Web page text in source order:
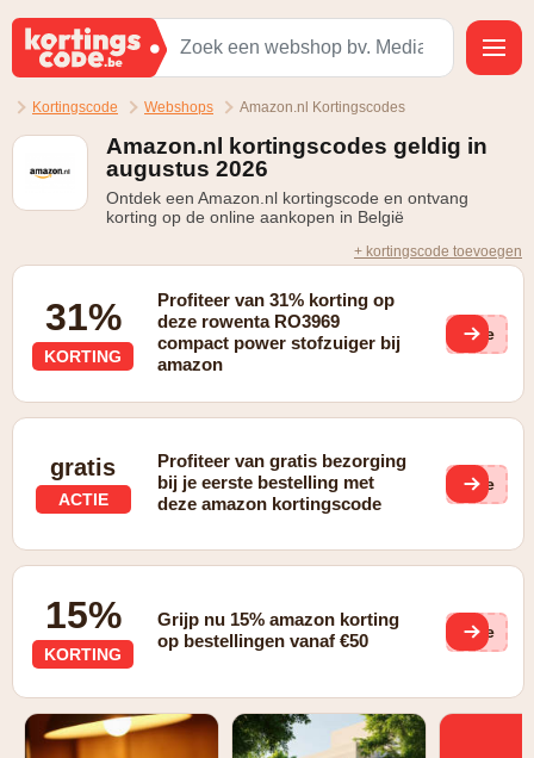
Kortingscode Webshops Amazon.nl Kortingscodes
Amazon.nl kortingscodes geldig in
augustus 2026
Ontdek een Amazon.nl kortingscode en ontvang
korting op de online aankopen in België
+ kortingscode toevoegen
31%
KORTING
Profiteer van 31% korting op
deze rowenta RO3969
compact power stofzuiger bij
amazon
(ge
gratis
ACTIE
Profiteer van gratis bezorging
bij je eerste bestelling met
deze amazon kortingscode
(ge
15%
KORTING
Grijp nu 15% amazon korting
op bestellingen vanaf €50
(ge